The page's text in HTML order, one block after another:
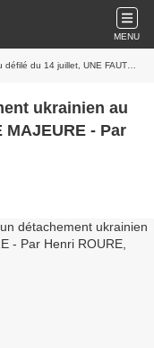
MENU
MAJEURE - Par Henri ROURE, général (2S)
ukrainien au
- Par